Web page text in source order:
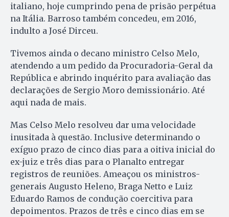
italiano, hoje cumprindo pena de prisão perpétua
na Itália. Barroso também concedeu, em 2016,
indulto a José Dirceu.
Tivemos ainda o decano ministro Celso Melo,
atendendo a um pedido da Procuradoria-Geral da
República e abrindo inquérito para avaliação das
declarações de Sergio Moro demissionário. Até
aqui nada de mais.
Mas Celso Melo resolveu dar uma velocidade
inusitada à questão. Inclusive determinando o
exíguo prazo de cinco dias para a oitiva inicial do
ex-juiz e três dias para o Planalto entregar
registros de reuniões. Ameaçou os ministros-
generais Augusto Heleno, Braga Netto e Luiz
Eduardo Ramos de condução coercitiva para
depoimentos. Prazos de três e cinco dias em se